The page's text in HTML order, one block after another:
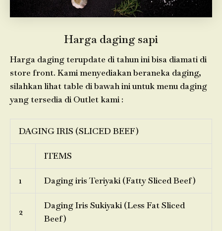
Harga daging sapi
Harga daging terupdate di tahun ini bisa diamati di
store front. Kami menyediakan beraneka daging,
silahkan lihat table di bawah ini untuk menu daging
yang tersedia di Outlet kami :
DAGING IRIS (SLICED BEEF)
ITEMS
1 Daging iris Teriyaki (Fatty Sliced Beef)
2
Daging Iris Sukiyaki (Less Fat Sliced
Beef)